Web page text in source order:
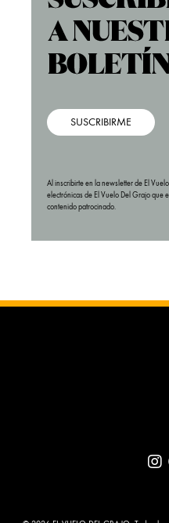
SUSCRIBIRME
Al inscribirte en la newsletter de El
electrónicas de El Vuelo Del Grajo que
contenido patrocinado.